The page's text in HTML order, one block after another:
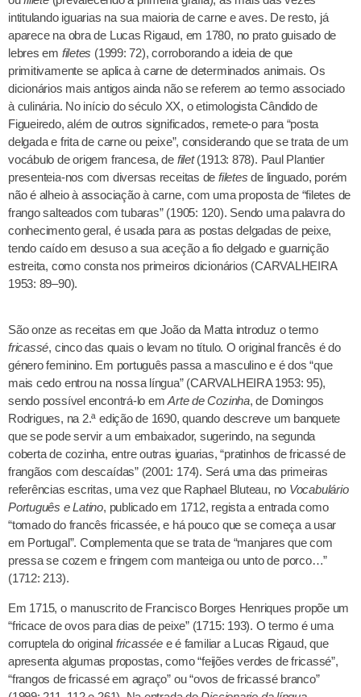
intitulando iguarias na sua maioria de carne e aves. De resto, já
aparece na obra de Lucas Rigaud, em 1780, no prato guisado de
lebres em filetes (1999: 72), corroborando a ideia de que
primitivamente se aplica à carne de determinados animais. Os
dicionários mais antigos ainda não se referem ao termo associado
à culinária. No início do século XX, o etimologista Cândido de
Figueiredo, além de outros significados, remete-o para “posta
delgada e frita de carne ou peixe”, considerando que se trata de um
vocábulo de origem francesa, de filet(1913: 878). Paul Plantier
presenteia-nos com diversas receitas de filetes de linguado, porém
não é alheio à associação à carne, com uma proposta de “filetes de
frango salteados com tubaras” (1905: 120). Sendo uma palavra do
conhecimento geral, é usada para as postas delgadas de peixe,
tendo caído em desuso a sua aceção a fio delgado e guarnição
estreita, como consta nos primeiros dicionários (CARVALHEIRA
1953: 89–90).
São onze as receitas em que João da Matta introduz o termo
fricassé, cinco das quais o levam no título. O original francês é do
género feminino. Em português passa a masculino e é dos “que
mais cedo entrou na nossa língua” (CARVALHEIRA 1953: 95),
sendo possível encontrá-lo emArte de Cozinha, de Domingos
Rodrigues, na 2.ª edição de 1690, quando descreve um banquete
que se pode servir a um embaixador, sugerindo, na segunda
coberta de cozinha, entre outras iguarias, “pratinhos de fricassé de
frangãos com descaídas” (2001: 174). Será uma das primeiras
referências escritas, uma vez que Raphael Bluteau, no Vocabulário
Português e Latino, publicado em 1712, regista a entrada como
“tomado do francês fricassée, e há pouco que se começa a usar
em Portugal”. Complementa que se trata de “manjares que com
pressa se cozem e fringem com manteiga ou unto de porco…”
(1712: 213).
Em 1715, o manuscrito de Francisco Borges Henriques propõe um
“fricace de ovos para dias de peixe” (1715: 193). O termo é uma
corruptela do original fricasséee é familiar a Lucas Rigaud, que
apresenta algumas propostas, como “feijões verdes de fricassé”,
“frangos de fricassé em agraço” ou “ovos de fricassé branco”